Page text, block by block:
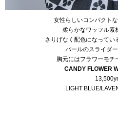
女性らしいコンパクト
柔らかなワッフル素
さりげなく配色になってい
パールのスライダー
胸元にはフラワーモチ
CANDY FLOWER
LIGHT BLUE/